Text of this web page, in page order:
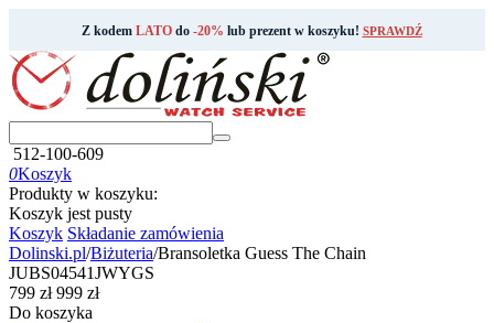
Z kodem LATOdo -20% lub prezent w koszyku! SPRAWDŹ
512-100-609
0Koszyk
Produkty w koszyku:
Koszyk jest pusty
Koszyk Składanie zamówienia
Dolinski.pl/Biżuteria/Bransoletka Guess The Chain
JUBS04541JWYGS
‍799‍ zł ‍999‍ zł
Do koszyka